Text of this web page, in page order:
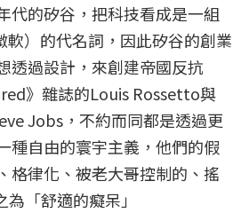
的矽谷，把科技看成是一組
軟）的代名詞，因此矽谷的創業
透過設計，來創建帝國反抗
》雜誌的Louis Rossetto與
Jobs，不約而同都是透過更
種自由的寰宇主義，他們的假
格律化、被老大哥控制的、搖
「舒適的癡呆」